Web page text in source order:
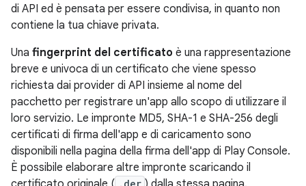
di API ed è pensata per essere condivisa, in quanto non
contiene la tua chiave privata.
Una fingerprint del certificato è una rappresentazione
breve e univoca di un certificato che viene spesso
richiesta dai provider di API insieme al nome del
pacchetto per registrare un'app allo scopo di utilizzare il
loro servizio. Le impronte MD5, SHA-1 e SHA-256 degli
certificati di firma dell'app e di caricamento sono
disponibili nella pagina della firma dell'app di Play Console.
È possibile elaborare altre impronte scaricando il